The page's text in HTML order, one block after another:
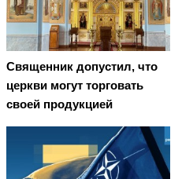
Священник допустил, что
церкви могут торговать
своей продукцией